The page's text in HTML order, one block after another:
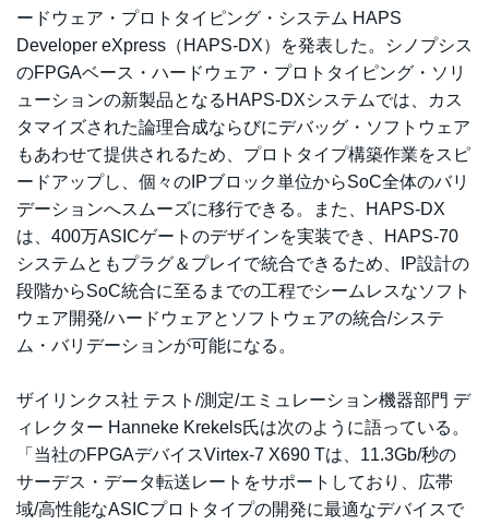
ードウェア・プロトタイピング・システム HAPS
Developer eXpress（HAPS-DX）を発表した。シノプシス
のFPGAベース・ハードウェア・プロトタイピング・ソリ
ューションの新製品となるHAPS-DXシステムでは、カス
タマイズされた論理合成ならびにデバッグ・ソフトウェア
もあわせて提供されるため、プロトタイプ構築作業をスピ
ードアップし、個々のIPブロック単位からSoC全体のバリ
デーションへスムーズに移行できる。また、HAPS-DX
は、400万ASICゲートのデザインを実装でき、HAPS-70
システムともプラグ＆プレイで統合できるため、IP設計の
段階からSoC統合に至るまでの工程でシームレスなソフト
ウェア開発/ハードウェアとソフトウェアの統合/システ
ム・バリデーションが可能になる。
ザイリンクス社 テスト/測定/エミュレーション機器部門 デ
ィレクター Hanneke Krekels氏は次のように語っている。
「当社のFPGAデバイスVirtex-7 X690 Tは、11.3Gb/秒の
サーデス・データ転送レートをサポートしており、広帯
域/高性能なASICプロトタイプの開発に最適なデバイスで